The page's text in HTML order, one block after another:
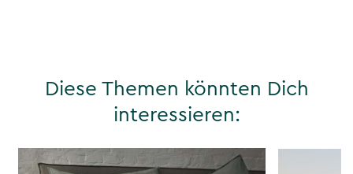
Diese Themen könnten Dich
interessieren: